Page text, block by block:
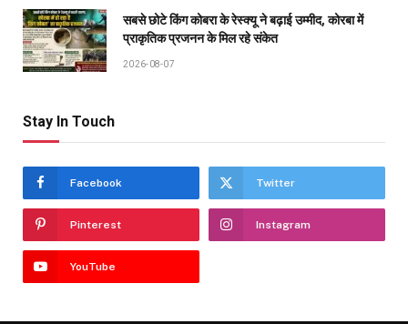
सबसे छोटे किंग कोबरा के रेस्क्यू ने बढ़ाई उम्मीद, कोरबा में
प्राकृतिक प्रजनन के मिल रहे संकेत
2026-08-07
Stay In Touch
Facebook Twitter
Pinterest Instagram
YouTube